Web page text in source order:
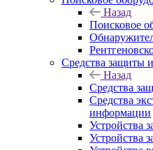
Назад
Поисковое
Средства защиты
Назад
Средства
Средства
информации
Устройства